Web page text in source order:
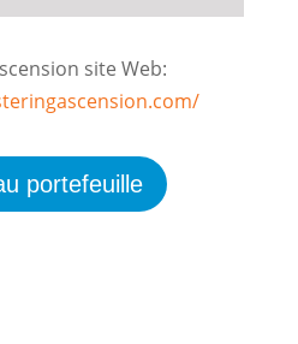
site Web:
portefeuille